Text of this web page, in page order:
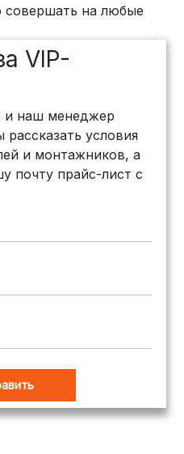
— от 3 до 10
рассчитывается
(минимум
Сроки — от 3
— от500 рублей
Идеально подходит
товаров.
индивидуально
о том, чтобы
независимо
совершать на любые
VIP-
и наш менеджер
условия
и монтажников, а
почту прайс-лист с